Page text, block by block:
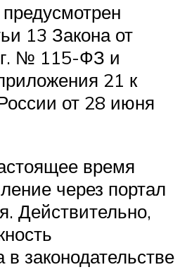
13 Закона от
№ 115-ФЗ и
21 к
от 28 июня
время
через портал
Действительно,
в законодательстве